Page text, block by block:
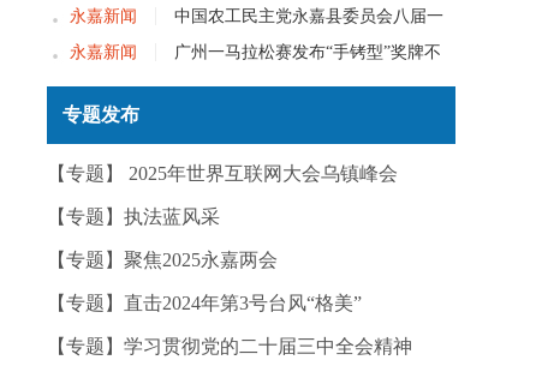
永嘉新闻
中国农工民主党永嘉县委员会八届一
次党员大会召开
永嘉新闻
广州一马拉松赛发布“手铐型”奖牌不
实——今日辟谣（2025年12月25日）
专题发布
【专题】 2025年世界互联网大会乌镇峰会
【专题】执法蓝风采
【专题】聚焦2025永嘉两会
【专题】直击2024年第3号台风“格美”
【专题】学习贯彻党的二十届三中全会精神